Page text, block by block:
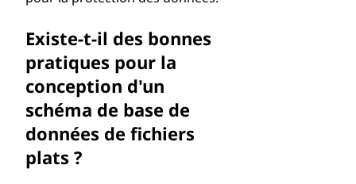
Existe-t-il des bonnes
pratiques pour la
conception d'un
schéma de base de
données de fichiers
plats ?